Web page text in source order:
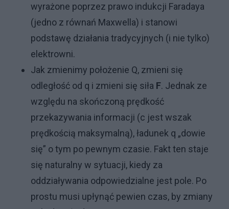
wyrażone poprzez prawo indukcji Faradaya
(jedno z równań Maxwella) i stanowi
podstawę działania tradycyjnych (i nie tylko)
elektrowni.
Jak zmienimy położenie Q, zmieni się
odległość od q i zmieni się siła F. Jednak ze
względu na skończoną prędkość
przekazywania informacji (c jest wszak
prędkością maksymalną), ładunek q „dowie
się” o tym po pewnym czasie. Fakt ten staje
się naturalny w sytuacji, kiedy za
oddziaływania odpowiedzialne jest pole. Po
prostu musi upłynąć pewien czas, by zmiany